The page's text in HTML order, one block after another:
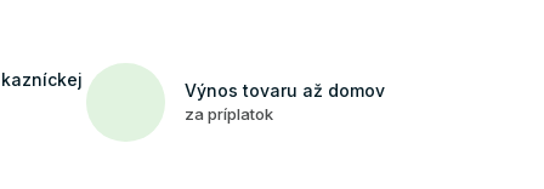
Výnos tovaru až domov
za príplatok